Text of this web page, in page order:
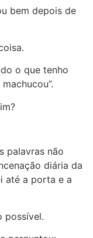
bem depois de
o que tenho
palavras não
diária da
até a porta e a
possível.